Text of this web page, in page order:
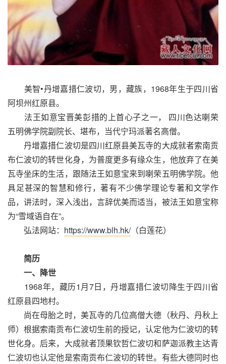
美智•丹增嘉措仁波切，男，藏族，1968年生于四川省
阿坝州红原县。
法王如意宝晋美彭措的上首心子之一， 四川色达喇荣
五明佛学院副院长、堪布，当代宁玛派著名高僧。
丹增嘉措仁波切是四川红原县美瓦寺的大成就者索南贡
布仁波切的转世化身，为普度更多有缘众生，他放弃了在美
瓦寺坐床的生活，跟随法王如意宝来到喇荣五明佛学院。他
具足甚深的智慧和修行，著有不少佛学理论专著和文学作
品，讲法时，深入浅出，言辞优美而适当，被法王如意宝称
为“雪域语自在”。
弘法网站： https://www.blh.hk/（白莲花）
简历
一、降世
1968年，藏历1月7日，丹增嘉措仁波切降生于四川省
红原县四地村。
尚在母胎之时，美瓦寺的几位高僧大德（秋丹、丹秋上
师）根据索南贡布仁波切生前的授记，认定他为仁波切的转
世化身。后来，大成就者顶果钦哲仁波切和萨迦派教主达青
仁波切也认定他是索南贡布仁波切的转世。有些大德同时也